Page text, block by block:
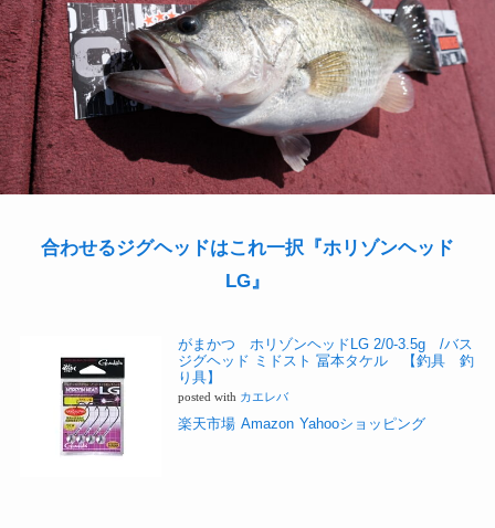
合わせるジグヘッドはこれ一択『ホリゾンヘッド
LG』
がまかつ ホリゾンヘッドLG 2/0-3.5g /バス
ジグヘッド ミドスト 冨本タケル 【釣具 釣
り具】
posted with カエレバ
楽天市場 Amazon Yahooショッピング